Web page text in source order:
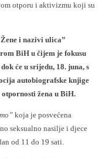
otporu i aktivizmu koji su
i nazivi ulica”
BiH u čijem je fokusu
će u srijedu, 18. juna, s
autobiografske knjige
žena u BiH.
koja je posvećena
seksualno nasilje i djece
od 11 do 19 sati.